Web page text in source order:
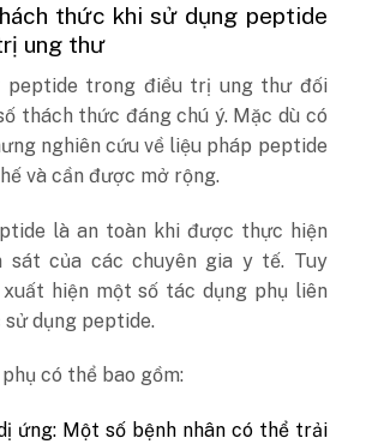
thức khi sử dụng peptide
ung thư
peptide trong điều trị ung thư đối
thách thức đáng chú ý. Mặc dù có
nghiên cứu về liệu pháp peptide
và cần được mở rộng.
là an toàn khi được thực hiện
sát của các chuyên gia y tế. Tuy
hiện một số tác dụng phụ liên
sử dụng peptide.
có thể bao gồm:
ứng: Một số bệnh nhân có thể trải